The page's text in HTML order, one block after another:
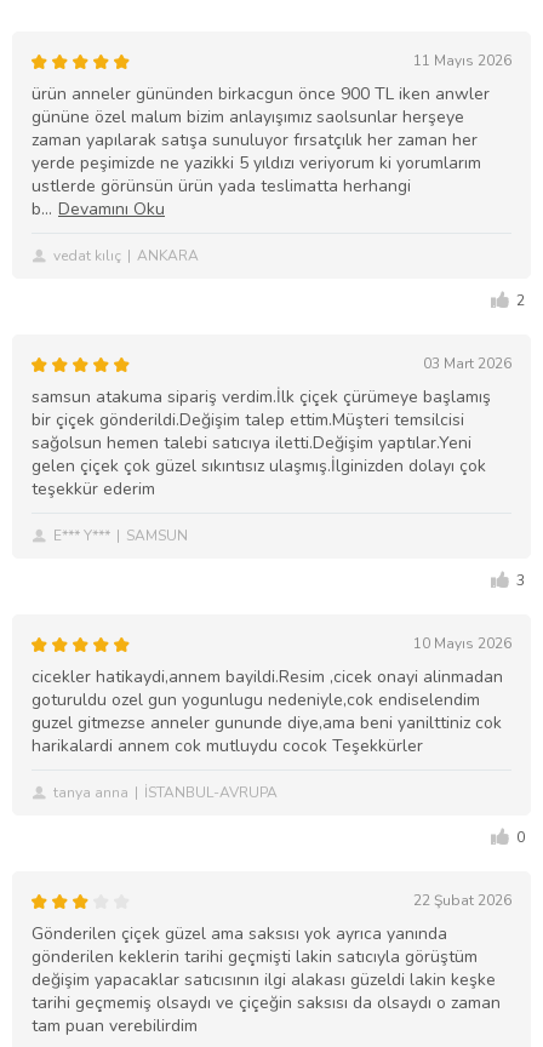
11 Mayıs 2026
ürün anneler gününden birkacgun önce 900 TL iken anwler
gününe özel malum bizim anlayışımız saolsunlar herşeye
zaman yapılarak satışa sunuluyor fırsatçılık her zaman her
yerde peşimizde ne yazikki 5 yıldızı veriyorum ki yorumlarım
ustlerde görünsün ürün yada teslimatta herhangi
b
vedat kılıç ANKARA
2
03 Mart 2026
samsun atakuma sipariş verdim.İlk çiçek çürümeye başlamış
bir çiçek gönderildi.Değişim talep ettim.Müşteri temsilcisi
sağolsun hemen talebi satıcıya iletti.Değişim yaptılar.Yeni
gelen çiçek çok güzel sıkıntısız ulaşmış.İlginizden dolayı çok
teşekkür ederim
E*** Y*** SAMSUN
3
10 Mayıs 2026
cicekler hatikaydi,annem bayildi.Resim ,cicek onayi alinmadan
goturuldu ozel gun yogunlugu nedeniyle,cok endiselendim
guzel gitmezse anneler gununde diye,ama beni yanilttiniz cok
harikalardi annem cok mutluydu cocok Teşekkürler
tanya anna İSTANBUL-AVRUPA
0
22 Şubat 2026
Gönderilen çiçek güzel ama saksısı yok ayrıca yanında
gönderilen keklerin tarihi geçmişti lakin satıcıyla görüştüm
değişim yapacaklar satıcısının ilgi alakası güzeldi lakin keşke
tarihi geçmemiş olsaydı ve çiçeğin saksısı da olsaydı o zaman
tam puan verebilirdim